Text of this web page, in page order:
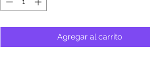
Agregar al carrito